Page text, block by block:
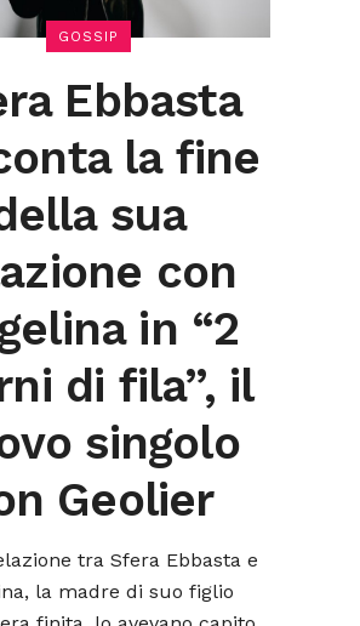
GOSSIP
Ebbasta
la fine
sua
con
in “2
di fila”, il
singolo
Geolier
tra Sfera Ebbasta e
la madre di suo figlio